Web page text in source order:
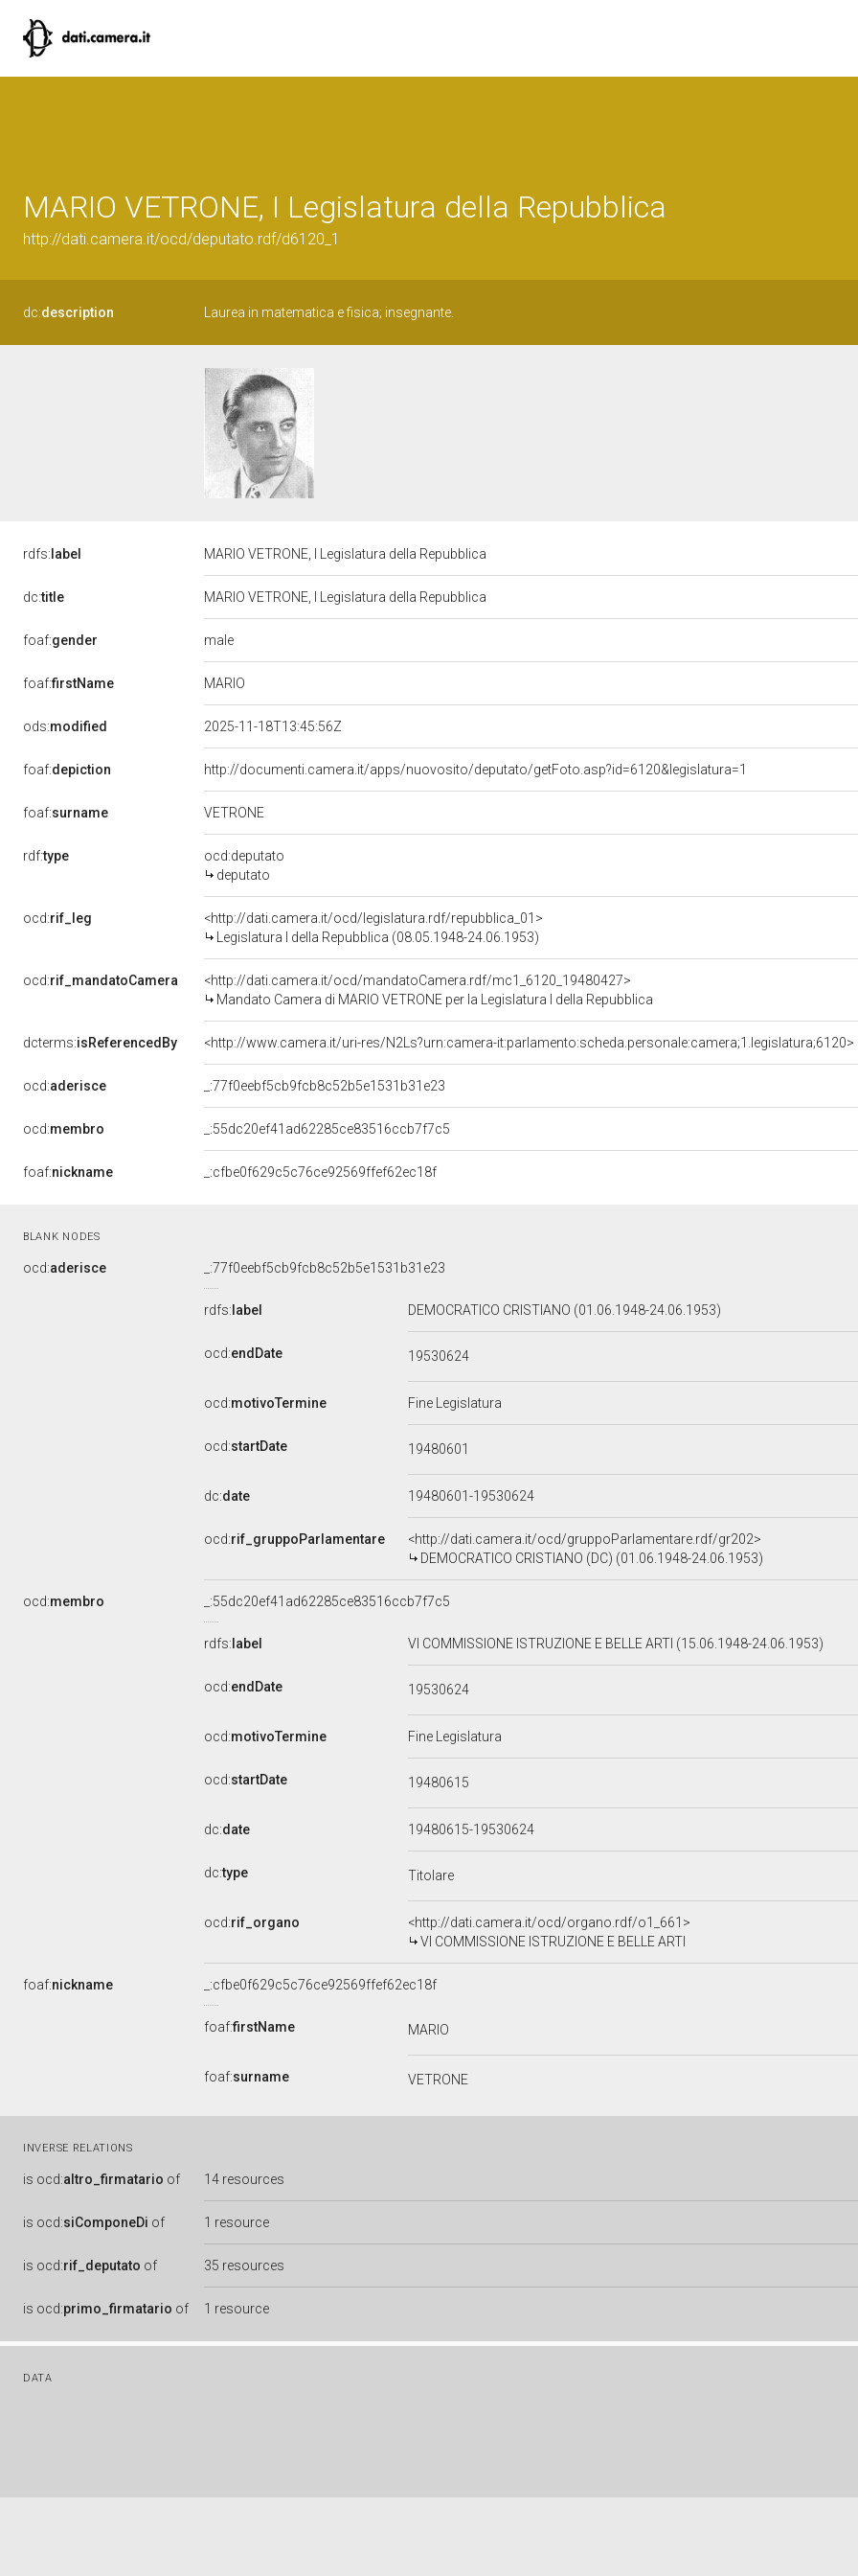
MARIO VETRONE, I Legislatura della Repubblica
http://dati.camera.it/ocd/deputato.rdf/d6120_1
dc:description Laurea in matematica e fisica; insegnante.
rdfs: label MARIO VETRONE, I Legislatura della Repubblica
dc:title MARIO VETRONE, I Legislatura della Repubblica
foaf:gender male
foaf:firstName MARIO
ods:modified 2025-11-18T13:45:56Z
foaf:depiction http://documenti.camera.it/apps/nuovosito/deputato/getFoto.asp?id=6120&legislatura=1
foaf:surname VETRONE
rdf:type
ocd:deputato
deputato
ocd:rif_leg
<http://dati.camera.it/ocd/legislatura.rdf/repubblica_01>
Legislatura I della Repubblica (08.05.1948-24.06.1953)
ocd:rif_mandatoCamera
<http://dati.camera.it/ocd/mandatoCamera.rdf/mc1_6120_19480427>
Mandato Camera di MARIO VETRONE per la Legislatura I della Repubblica
dcterms:isReferencedBy <http://www.camera.it/uri-res/N2Ls?urn:camera-it:parlamento:scheda.personale:camera;1.legislatura;6120>
ocd:aderisce _:77f0eebf5cb9fcb8c52b5e1531b31e23
ocd:membro _:55dc20ef41ad62285ce83516ccb7f7c5
foaf:nickname _:cfbe0f629c5c76ce92569ffef62ec18f
BLANK NODES
ocd:aderisce _:77f0eebf5cb9fcb8c52b5e1531b31e23
rdfs: label DEMOCRATICO CRISTIANO (01.06.1948-24.06.1953)
ocd:endDate 19530624
ocd:motivoTermine Fine Legislatura
ocd:startDate 19480601
dc:date 19480601-19530624
ocd:rif_gruppoParlamentare
<http://dati.camera.it/ocd/gruppoParlamentare.rdf/gr202>
DEMOCRATICO CRISTIANO (DC) (01.06.1948-24.06.1953)
ocd:membro _:55dc20ef41ad62285ce83516ccb7f7c5
rdfs: label VI COMMISSIONE ISTRUZIONE E BELLE ARTI (15.06.1948-24.06.1953)
ocd:endDate 19530624
ocd:motivoTermine Fine Legislatura
ocd:startDate 19480615
dc:date 19480615-19530624
dc:type Titolare
ocd:rif_organo
<http://dati.camera.it/ocd/organo.rdf/o1_661>
VI COMMISSIONE ISTRUZIONE E BELLE ARTI
foaf:nickname _:cfbe0f629c5c76ce92569ffef62ec18f
foaf:firstName MARIO
foaf:surname VETRONE
INVERSE RELATIONS
is ocd:altro_firmatario of 14 resources
is ocd:siComponeDi of 1 resource
is ocd:rif_deputato of 35 resources
is ocd:primo_firmatario of 1 resource
DATA